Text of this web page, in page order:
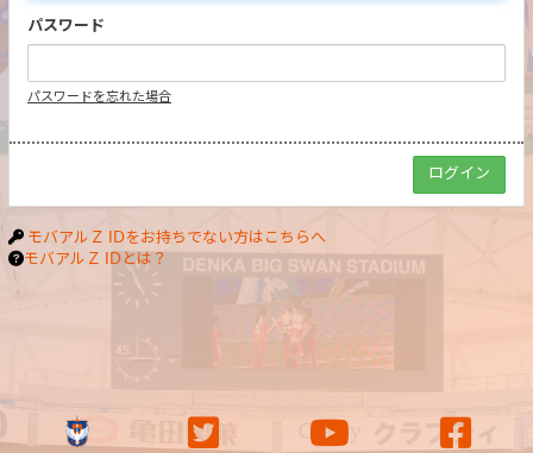
パスワード
パスワードを忘れた場合
モバアルＺ IDをお持ちでない方はこちらへ
モバアルＺ IDとは？